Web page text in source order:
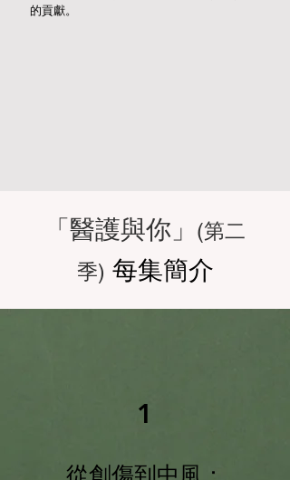
的貢獻。
「醫護與你」
(第二
季) 每集簡介
1